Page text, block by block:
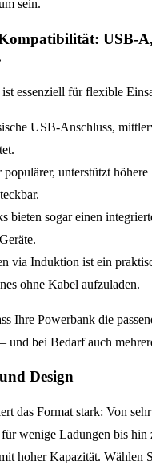
sein.
USB-
essenziell für flexible
USB-Anschluss,
unterstützt höhere
bieten sogar einen
via Induktion ist ein
ohne Kabel aufzuladen.
Ihre Powerbank die
und bei Bedarf auch
Design
das Format stark: Von
wenige Ladungen bis hin
hoher Kapazität. Wählen